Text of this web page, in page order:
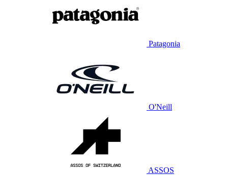
Patagonia
O'Neill
ASSOS